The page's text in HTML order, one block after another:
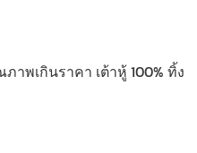
พเกินราคา เต้าหู้ 100% ทิ้ง